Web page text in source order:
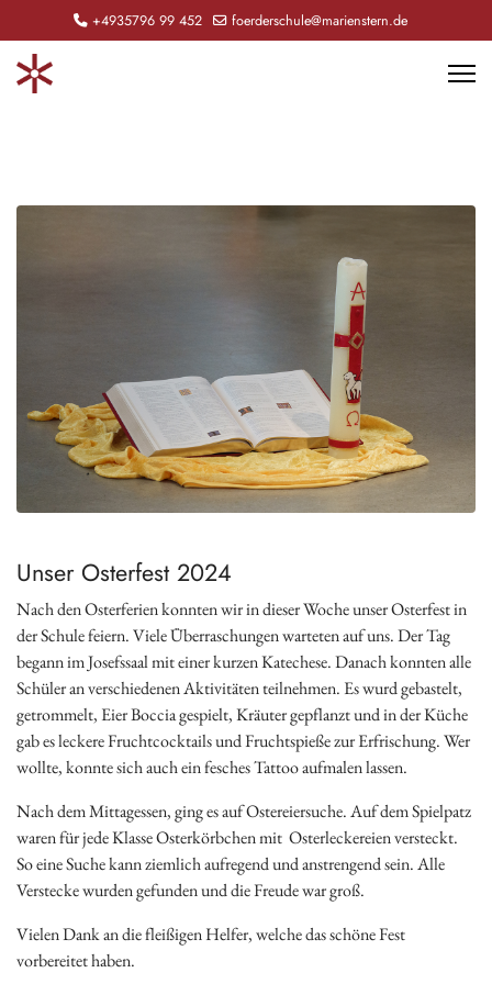
+4935796 99 452 foerderschule@marienstern.de
Unser Osterfest 2024
Nach den Osterferien konnten wir in dieser Woche unser Osterfest in
der Schule feiern. Viele Überraschungen warteten auf uns. Der Tag
begann im Josefssaal mit einer kurzen Katechese. Danach konnten alle
Schüler an verschiedenen Aktivitäten teilnehmen. Es wurd gebastelt,
getrommelt, Eier Boccia gespielt, Kräuter gepflanzt und in der Küche
gab es leckere Fruchtcocktails und Fruchtspieße zur Erfrischung. Wer
wollte, konnte sich auch ein fesches Tattoo aufmalen lassen.
Nach dem Mittagessen, ging es auf Ostereiersuche. Auf dem Spielpatz
waren für jede Klasse Osterkörbchen mit Osterleckereien versteckt.
So eine Suche kann ziemlich aufregend und anstrengend sein. Alle
Verstecke wurden gefunden und die Freude war groß.
Vielen Dank an die fleißigen Helfer, welche das schöne Fest
vorbereitet haben.